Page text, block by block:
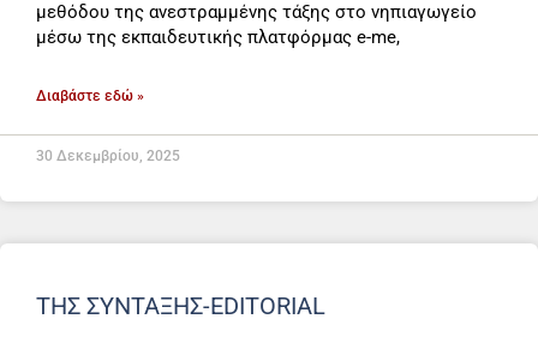
μεθόδου της ανεστραμμένης τάξης στο νηπιαγωγείο
μέσω της εκπαιδευτικής πλατφόρμας e-me,
Διαβάστε εδώ »
30 Δεκεμβρίου, 2025
ΤΗΣ ΣΎΝΤΑΞΗΣ-EDITORIAL